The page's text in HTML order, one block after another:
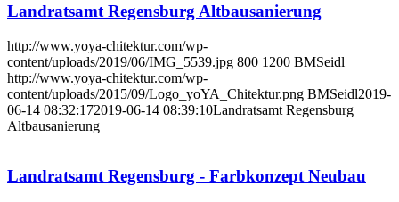
Landratsamt Regensburg Altbausanierung
http://www.yoya-chitektur.com/wp-
content/uploads/2019/06/IMG_5539.jpg 800 1200 BMSeidl
http://www.yoya-chitektur.com/wp-
content/uploads/2015/09/Logo_yoYA_Chitektur.png BMSeidl2019-
06-14 08:32:172019-06-14 08:39:10Landratsamt Regensburg
Altbausanierung
Landratsamt Regensburg - Farbkonzept Neubau